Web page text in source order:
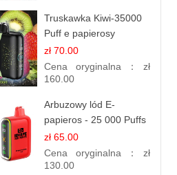
Truskawka Kiwi-35000
Puff e papierosy
(Ibvape Bar)
zł 70.00
Cena oryginalna： zł
160.00
Arbuzowy lód E-
papieros - 25 000 Puffs
zł 65.00
Cena oryginalna： zł
130.00